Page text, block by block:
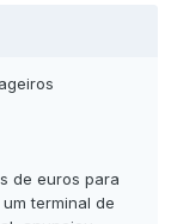
de euros para
terminal de